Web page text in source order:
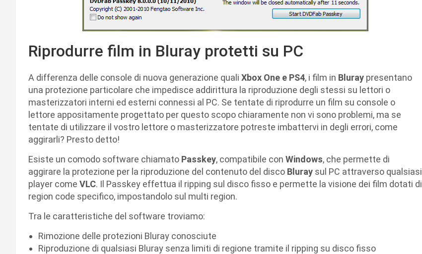
Riprodurre film in Bluray protetti su PC
A differenza delle console di nuova generazione quali Xbox One e PS4, i film in Bluray presentano
una protezione particolare che impedisce addirittura la riproduzione degli stessi su lettori o
masterizzatori interni ed esterni connessi al PC. Se tentate di riprodurre un film su console o
lettore appositamente progettato per questo scopo chiaramente non vi sono problemi, ma se
tentate di utilizzare il vostro lettore o masterizzatore potreste imbattervi in degli errori, come
aggirarli? Presto detto!
Esiste un comodo software chiamato Passkey, compatibile con Windows, che permette di
aggirare la protezione per la riproduzione del contenuto del disco Bluray sul PC attraverso qualsiasi
player come VLC. Il Passkey effettua il ripping sul disco fisso e permette la visione dei film dotati di
region code specifico, impostandolo sul multi region.
Tra le caratteristiche del software troviamo:
Rimozione delle protezioni Bluray conosciute
Riproduzione di qualsiasi Bluray senza limiti di regione tramite il ripping su disco fisso